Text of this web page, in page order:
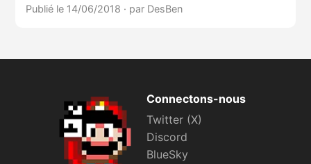
Publié le 14/06/2018 · par DesBen
Connectons-nous
Twitter (X)
Discord
BlueSky